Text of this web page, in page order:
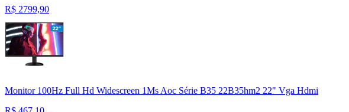
R$ 2799,90
Monitor 100Hz Full Hd Widescreen 1Ms Aoc Série B35 22B35hm2 22" Vga Hdmi